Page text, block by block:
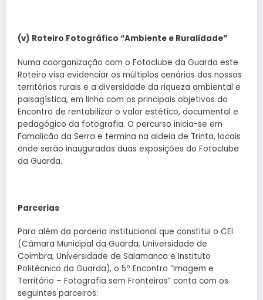
(v) Roteiro Fotográfico “Ambiente e Ruralidade”
Numa coorganização com o Fotoclube da Guarda este
Roteiro visa evidenciar os múltiplos cenários dos nossos
territórios rurais e a diversidade da riqueza ambiental e
paisagística, em linha com os principais objetivos do
Encontro de rentabilizar o valor estético, documental e
pedagógico da fotografia. O percurso inicia-se em
Famalicão da Serra e termina na aldeia de Trinta, locais
onde serão inauguradas duas exposições do Fotoclube
da Guarda.
Parcerias
Para além da parceria institucional que constitui o CEI
(Câmara Municipal da Guarda, Universidade de
Coimbra, Universidade de Salamanca e Instituto
Politécnico da Guarda), o 5º Encontro “Imagem e
Território – Fotografia sem Fronteiras” conta com os
seguintes parceiros: